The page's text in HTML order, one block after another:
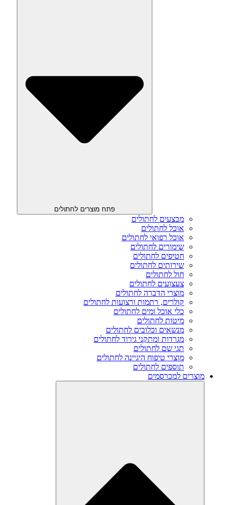
פתח מוצרים לחתולים
מבצעים לחתולים
אוכל לחתולים
אוכל רפואי לחתולים
שימורים לחתולים
חטיפים לחתולים
שירותים לחתולים
חול לחתולים
צעצועים לחתולים
מוצרי הדברה לחתולים
קולרים, רתמות ורצועות לחתולים
כלי אוכל ומים לחתולים
מיטות לחתולים
מנשאים וכלובים לחתולים
מגרדות ומתקני גירוד לחתולים
תגי שם לחתולים
מוצרי טיפוח היגיינה לחתולים
תוספים לחתולים
מוצרים למכרסמים